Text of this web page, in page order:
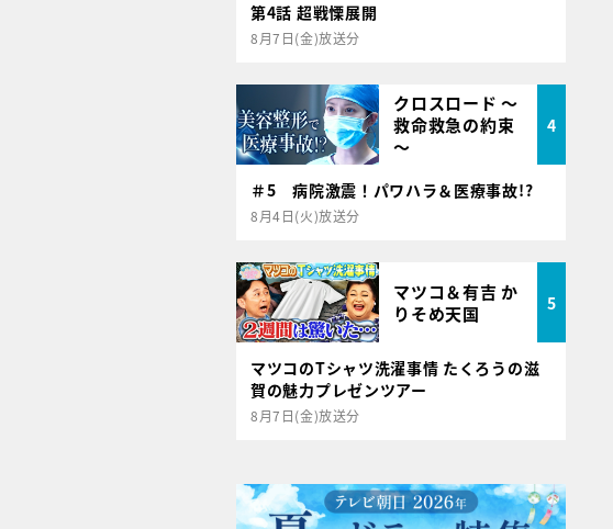
第4話 超戦慄展開
8月7日(金)放送分
クロスロード ～
救命救急の約束
～
4
＃5 病院激震！パワハラ＆医療事故!?
8月4日(火)放送分
マツコ＆有吉 か
りそめ天国
5
マツコのTシャツ洗濯事情 たくろうの滋
賀の魅力プレゼンツアー
8月7日(金)放送分